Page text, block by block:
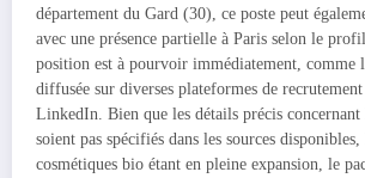
département du Gard (30), ce poste peut
avec une présence partielle à Paris selon le
position est à pourvoir immédiatement, comme
diffusée sur diverses plateformes de
LinkedIn. Bien que les détails précis
soient pas spécifiés dans les sources disponibles,
cosmétiques bio étant en pleine expansion, le